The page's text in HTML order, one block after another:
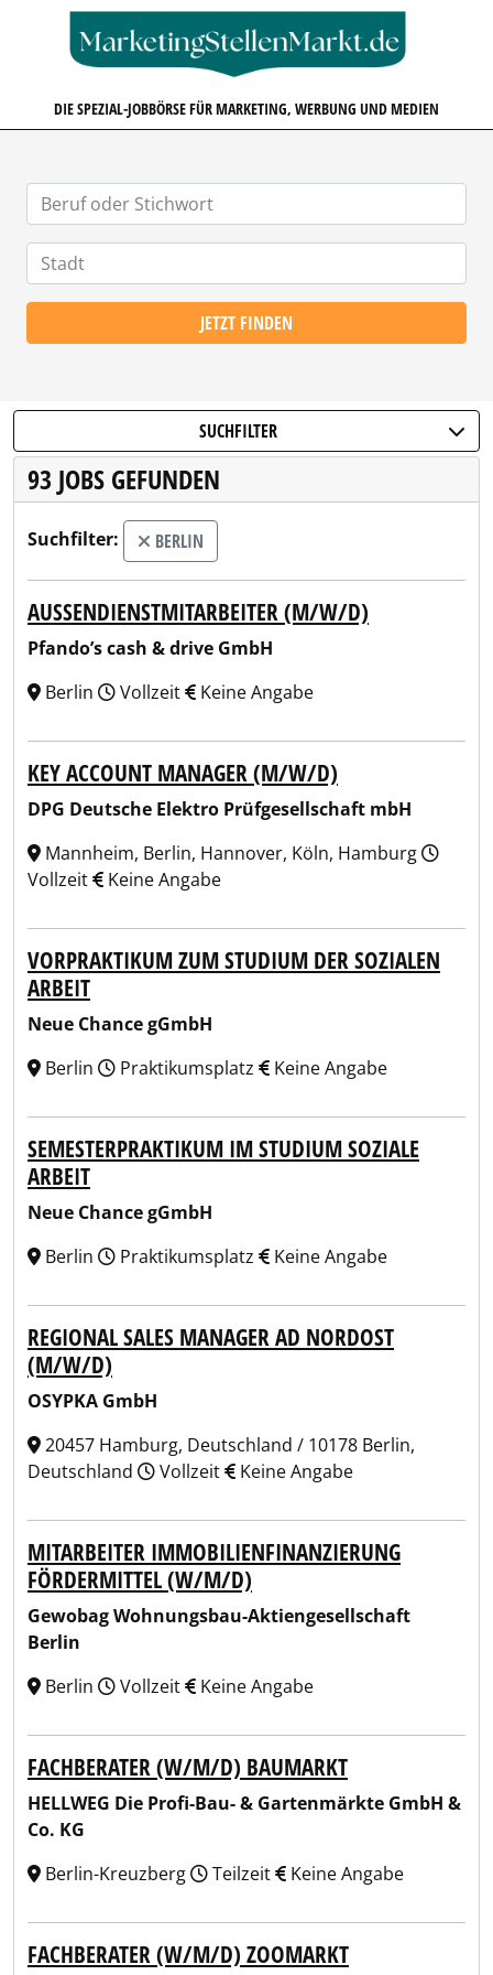
DIE SPEZIAL-JOBBÖRSE FÜR MARKETING, WERBUNG UND MEDIEN
JETZT FINDEN
SUCHFILTER
93 JOBS GEFUNDEN
Suchfilter: BERLIN
AUSSENDIENSTMITARBEITER (M/W/D)
Pfando’s cash & drive GmbH
Berlin
Vollzeit Keine Angabe
KEY ACCOUNT MANAGER (M/W/D)
DPG Deutsche Elektro Prüfgesellschaft mbH
Mannheim, Berlin, Hannover, Köln, Hamburg
Vollzeit
Keine Angabe
VORPRAKTIKUM ZUM STUDIUM DER SOZIALEN
ARBEIT
Neue Chance gGmbH
Berlin
Praktikumsplatz Keine Angabe
SEMESTERPRAKTIKUM IM STUDIUM SOZIALE
ARBEIT
Neue Chance gGmbH
Berlin
Praktikumsplatz Keine Angabe
REGIONAL SALES MANAGER AD NORDOST
(M/W/D)
OSYPKA GmbH
20457 Hamburg, Deutschland / 10178 Berlin,
Deutschland
Vollzeit Keine Angabe
MITARBEITER IMMOBILIENFINANZIERUNG
FÖRDERMITTEL (W/M/D)
Gewobag Wohnungsbau-Aktiengesellschaft
Berlin
Berlin
Vollzeit Keine Angabe
FACHBERATER (W/M/D) BAUMARKT
HELLWEG Die Profi-Bau- & Gartenmärkte GmbH &
Co. KG
Berlin-Kreuzberg
Teilzeit Keine Angabe
FACHBERATER (W/M/D) ZOOMARKT